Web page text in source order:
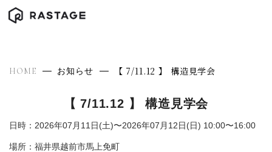
HOME お知らせ 【 7/11.12 】 構造見学会
【 7/11.12 】 構造見学会
日時：2026年07月11日(土)〜2026年07月12日(日) 10:00〜16:00
場所：福井県越前市馬上免町